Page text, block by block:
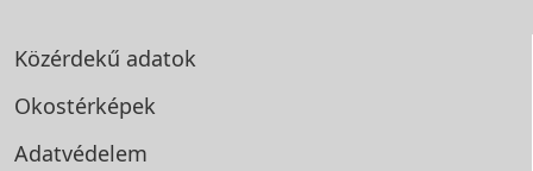
Közérdekű adatok
Okostérképek
Adatvédelem